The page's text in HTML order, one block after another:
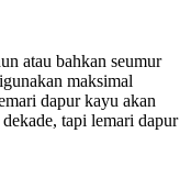
atau bahkan seumur
maksimal
dapur kayu akan
tapi lemari dapur